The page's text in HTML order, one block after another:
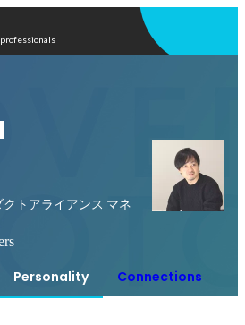
トアライアンス マネ
Personality Connections